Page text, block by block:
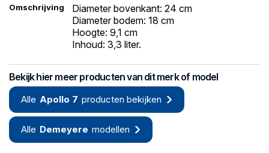
Omschrijving
Diameter bovenkant: 24 cm
Diameter bodem: 18 cm
Hoogte: 9,1 cm
Inhoud: 3,3 liter.
Bekijk hier meer producten van dit merk of model
Alle Apollo 7 producten bekijken
Alle Demeyere modellen